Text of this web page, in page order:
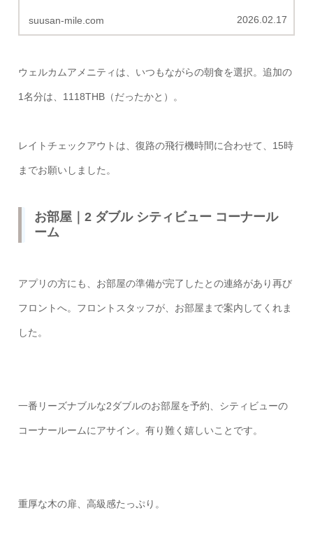
suusan-mile.com 2026.02.17
ウェルカムアメニティは、いつもながらの朝食を選択。追加の
1名分は、1118THB（だったかと）。
レイトチェックアウトは、復路の飛行機時間に合わせて、15時
までお願いしました。
お部屋｜2 ダブル シティビュー コーナール
ーム
アプリの方にも、お部屋の準備が完了したとの連絡があり再び
フロントへ。フロントスタッフが、お部屋まで案内してくれま
した。
一番リーズナブルな2ダブルのお部屋を予約、シティビューの
コーナールームにアサイン。有り難く嬉しいことです。
重厚な木の扉、高級感たっぷり。